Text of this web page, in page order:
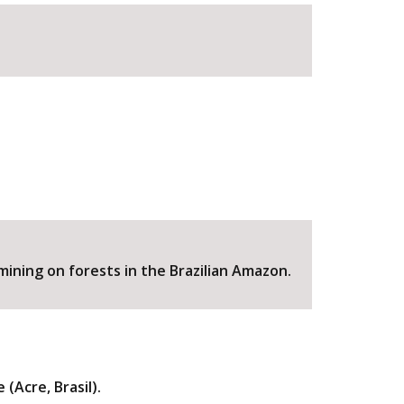
on forests in the Brazilian Amazon.
Brasil).